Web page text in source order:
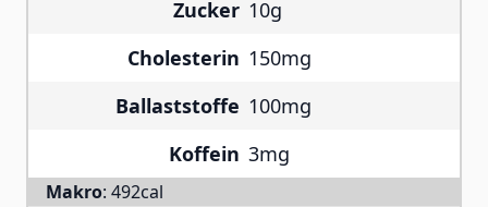
Zucker 10g
Cholesterin 150mg
Ballaststoffe 100mg
Koffein 3mg
Makro: 492cal